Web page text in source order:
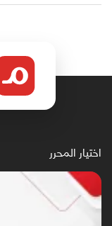
اختيار المحرر